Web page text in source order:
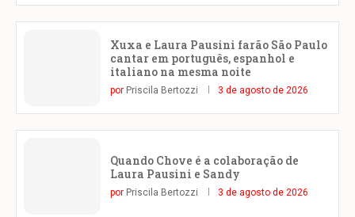
Xuxa e Laura Pausini farão São Paulo
cantar em português, espanhol e
italiano na mesma noite
por Priscila Bertozzi 3 de agosto de 2026
Quando Chove é a colaboração de
Laura Pausini e Sandy
por Priscila Bertozzi 3 de agosto de 2026